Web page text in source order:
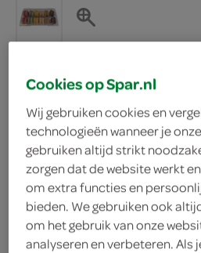
BakkersHart
BakkersHart
5.
99
132 Gram
Cookies op Spar.nl
Wij gebruiken cookies en
technologieën wanneer je
gebruiken altijd strikt
zorgen dat de website werkt
om extra functies en
bieden. We gebruiken ook
om het gebruik van onze
analyseren en verbeteren. Als